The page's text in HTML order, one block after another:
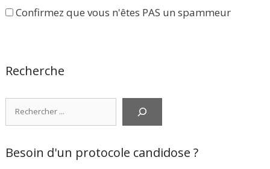
Confirmez que vous n'êtes PAS un spammeur
Recherche
Besoin d'un protocole candidose ?